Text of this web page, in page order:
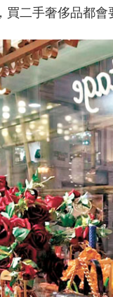
二手奢侈品都會